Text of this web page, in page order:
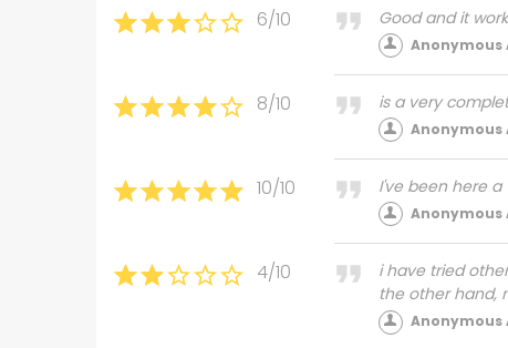
6/10 Good and it
Anonymous
8/10 is a very
Anonymous
10/10 I've been here
Anonymous
4/10
i have tried
the other hand,
Anonymous